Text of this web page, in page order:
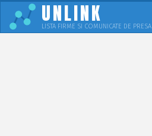
UNLINK
LISTA FIRME SI COMUNICATE DE PRESA